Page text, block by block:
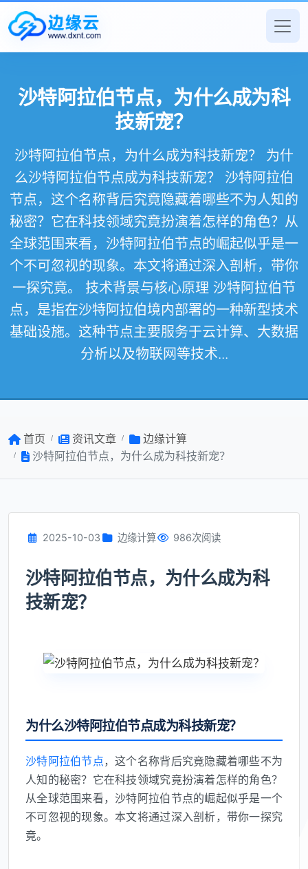
沙特阿拉伯节点，为什么成为科
技新宠？
沙特阿拉伯节点，为什么成为科技新宠？ 为什
么沙特阿拉伯节点成为科技新宠？ 沙特阿拉伯
节点，这个名称背后究竟隐藏着哪些不为人知的
秘密？它在科技领域究竟扮演着怎样的角色？从
全球范围来看，沙特阿拉伯节点的崛起似乎是一
个不可忽视的现象。本文将通过深入剖析，带你
一探究竟。 技术背景与核心原理 沙特阿拉伯节
点，是指在沙特阿拉伯境内部署的一种新型技术
基础设施。这种节点主要服务于云计算、大数据
分析以及物联网等技术...
首页 资讯文章
边缘计算
沙特阿拉伯节点，为什么成为科技新宠？
2025-10-03 边缘计算 986次阅读
沙特阿拉伯节点，为什么成为科
技新宠？
为什么沙特阿拉伯节点成为科技新宠？
沙特阿拉伯节点，这个名称背后究竟隐藏着哪些不为
人知的秘密？它在科技领域究竟扮演着怎样的角色？
从全球范围来看，沙特阿拉伯节点的崛起似乎是一个
不可忽视的现象。本文将通过深入剖析，带你一探究
竟。